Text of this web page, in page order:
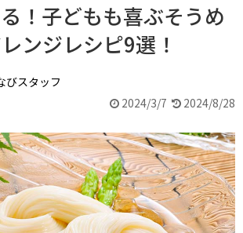
！子どもも喜ぶそうめ
ンジレシピ9選！
びスタッフ
2024/3/7
2024/8/28